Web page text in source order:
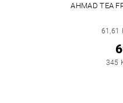
AHMAD TEA
61,61
345